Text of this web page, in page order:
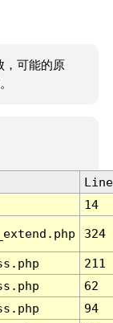
，可能的原
Line
14
324
211
62
94